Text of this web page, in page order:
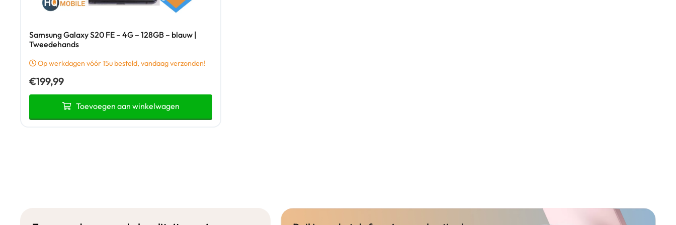
Samsung Galaxy S20 FE – 4G – 128GB – blauw |
Tweedehands
Op werkdagen vóór 15u besteld, vandaag verzonden!
€199,99
Toevoegen aan winkelwagen